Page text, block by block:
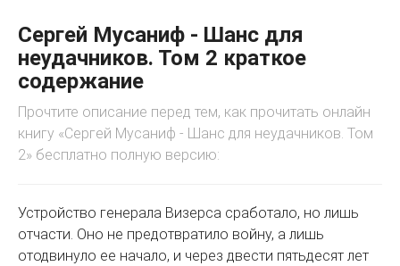
Сергей Мусаниф - Шанс для
неудачников. Том 2 краткое
содержание
Прочтите описание перед тем, как прочитать онлайн
книгу «Сергей Мусаниф - Шанс для неудачников. Том
2» бесплатно полную версию:
Устройство генерала Визерса сработало, но лишь
отчасти. Оно не предотвратило войну, а лишь
отодвинуло ее начало, и через двести пятьдесят лет